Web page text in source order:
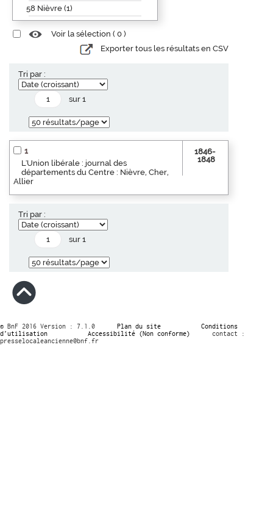
58 Nièvre (1)
Voir la sélection ( 0 )
Exporter tous les résultats en CSV
Tri par :
sur 1
1
L'Union libérale : journal des
départements du Centre : Nièvre, Cher,
Allier
1846-
1848
Tri par :
sur 1
© BnF 2016 Version : 7.1.0 Plan du site
Conditions
d’utilisation
Accessibilité (Non conforme)
contact :
presselocaleancienne@bnf.fr